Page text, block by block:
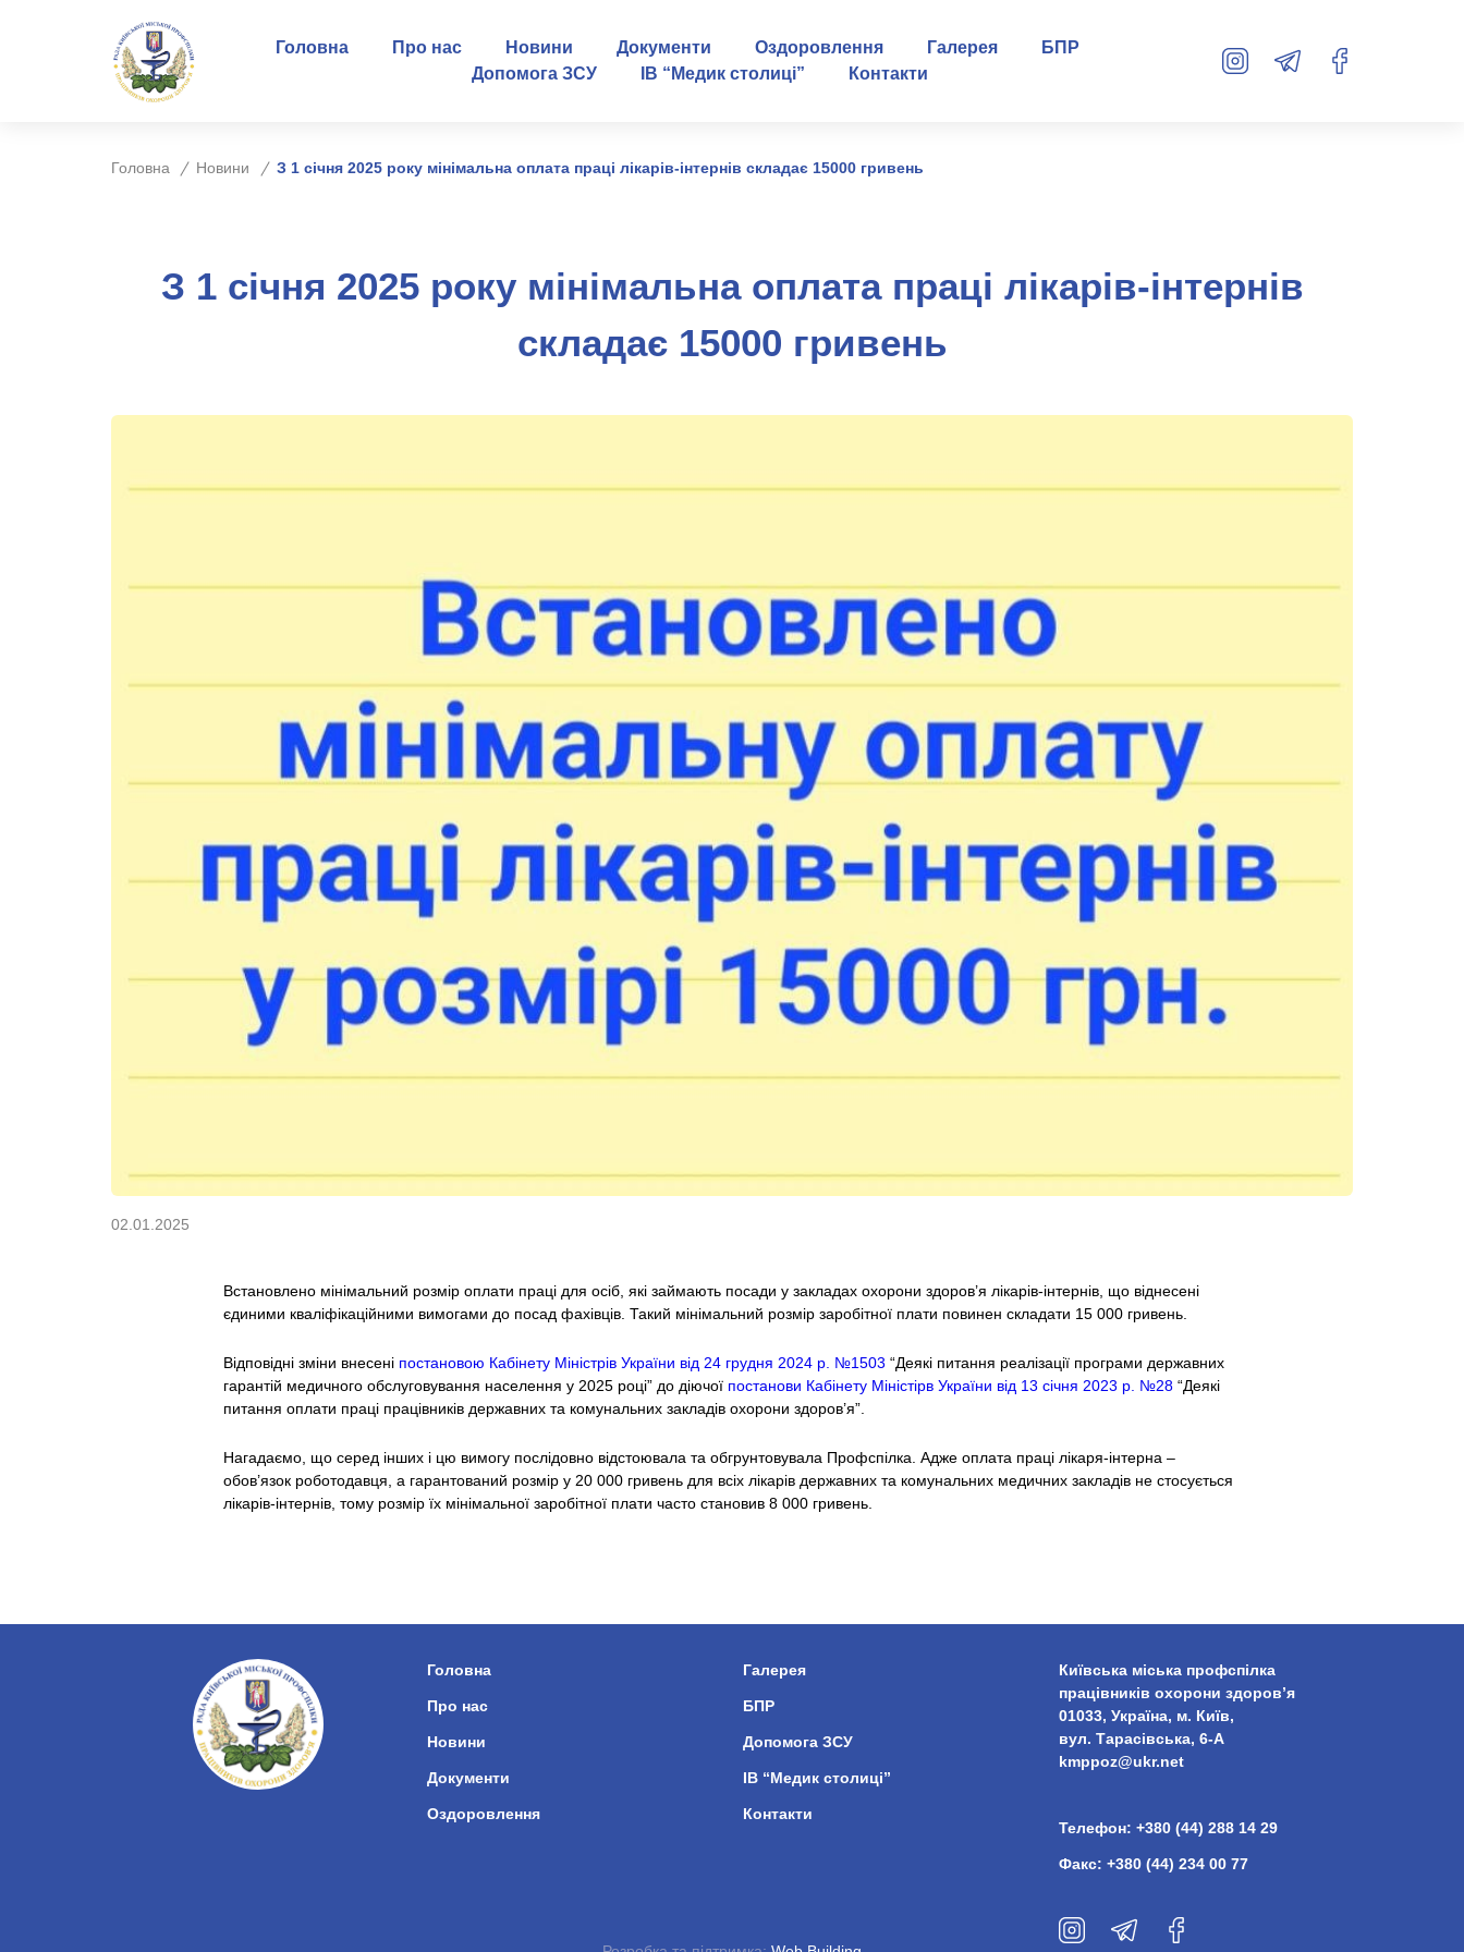
Головна Про нас Новини Документи Оздоровлення Галерея
БПР
Допомога ЗСУ
ІВ “Медик столиці” Контакти
Головна Новини З 1 січня 2025 року мінімальна оплата праці лікарів-інтернів складає 15000 гривень
З 1 січня 2025 року мінімальна оплата праці лікарів-інтернів
складає 15000 гривень
02.01.2025
Встановлено мінімальний розмір оплати праці для осіб, які займають посади у закладах охорони здоров’я лікарів-інтернів, що віднесені
єдиними кваліфікаційними вимогами до посад фахівців. Такий мінімальний розмір заробітної плати повинен складати 15 000 гривень.
Відповідні зміни внесені постановою Кабінету Міністрів України від 24 грудня 2024 р. №1503 “Деякі питання реалізації програми державних
гарантій медичного обслуговування населення у 2025 році” до діючої постанови Кабінету Міністірв України від 13 січня 2023 р. №28 “Деякі
питання оплати праці працівників державних та комунальних закладів охорони здоров’я”.
Нагадаємо, що серед інших і цю вимогу послідовно відстоювала та обгрунтовувала Профспілка. Адже оплата праці лікаря-інтерна –
обов’язок роботодавця, а гарантований розмір у 20 000 гривень для всіх лікарів державних та комунальних медичних закладів не стосується
лікарів-інтернів, тому розмір їх мінімальної заробітної плати часто становив 8 000 гривень.
Головна
Про нас
Новини
Документи
Оздоровлення
Галерея
БПР
Допомога ЗСУ
ІВ “Медик столиці”
Контакти
Київська міська профспілка
працівників охорони здоров’я
01033, Україна, м. Київ,
вул. Тарасівська, 6-А
kmppoz@ukr.net
Телефон: +380 (44) 288 14 29
Факс: +380 (44) 234 00 77